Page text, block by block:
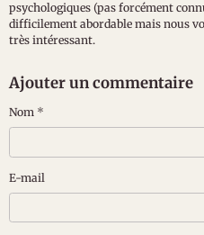
psychologiques (pas forcément
difficilement abordable mais nous
très intéressant.
Ajouter un commentaire
Nom
E-mail